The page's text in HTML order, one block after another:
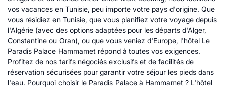
vos vacances en Tunisie, peu importe votre pays d'origine. Que
vous résidiez en Tunisie, que vous planifiez votre voyage depuis
l'Algérie (avec des options adaptées pour les départs d'Alger,
Constantine ou Oran), ou que vous veniez d'Europe, l'hôtel Le
Paradis Palace Hammamet répond à toutes vos exigences.
Profitez de nos tarifs négociés exclusifs et de facilités de
réservation sécurisées pour garantir votre séjour les pieds dans
l'eau. Pourquoi choisir le Paradis Palace à Hammamet ? L'hôtel